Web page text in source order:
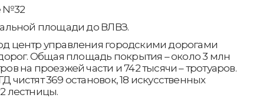
№32
площади до ВЛВЗ.
центр управления городскими дорогами
Общая площадь покрытия – около 3 млн
на проезжей части и 742 тысячи – тротуаров.
чистят 369 остановок, 18 искусственных
лестницы.